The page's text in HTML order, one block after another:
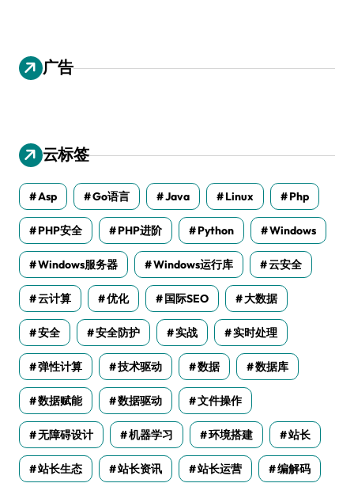
广告
云标签
Asp Go语言 Java Linux Php
PHP安全 PHP进阶 Python Windows
Windows服务器 Windows运行库 云安全
云计算 优化 国际SEO 大数据
安全 安全防护 实战 实时处理
弹性计算 技术驱动 数据 数据库
数据赋能 数据驱动 文件操作
无障碍设计 机器学习 环境搭建 站长
站长生态 站长资讯 站长运营 编解码